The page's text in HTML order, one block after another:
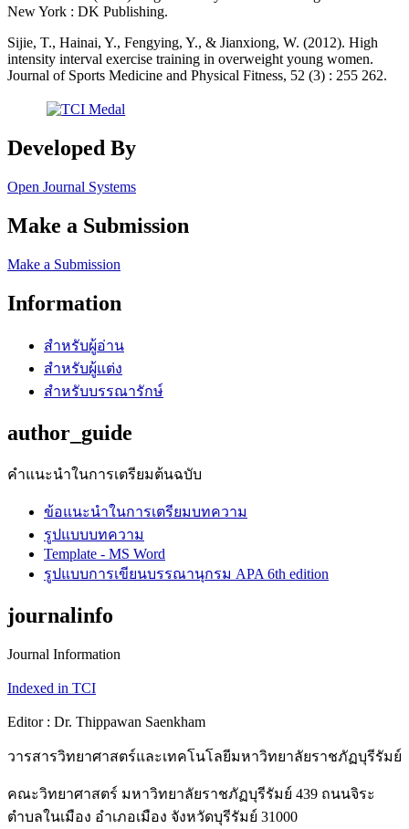
New York : DK Publishing.
Sijie, T., Hainai, Y., Fengying, Y., & Jianxiong, W. (2012). High
intensity interval exercise training in overweight young women.
Journal of Sports Medicine and Physical Fitness, 52 (3) : 255 262.
Developed By
Open Journal Systems
Make a Submission
Make a Submission
Information
สำหรับผู้อ่าน
สำหรับผู้แต่ง
สำหรับบรรณารักษ์
author_guide
คำแนะนำในการเตรียมต้นฉบับ
ข้อแนะนำในการเตรียมบทความ
รูปแบบบทความ
Template - MS Word
รูปแบบการเขียนบรรณานุกรม APA 6th edition
journalinfo
Journal Information
Indexed in TCI
Editor : Dr. Thippawan Saenkham
วารสารวิทยาศาสตร์และเทคโนโลยีมหาวิทยาลัยราชภัฏบุรีรัมย์
คณะวิทยาศาสตร์ มหาวิทยาลัยราชภัฏบุรีรัมย์ 439 ถนนจิระ
ตำบลในเมือง อำเภอเมือง จังหวัดบุรีรัมย์ 31000